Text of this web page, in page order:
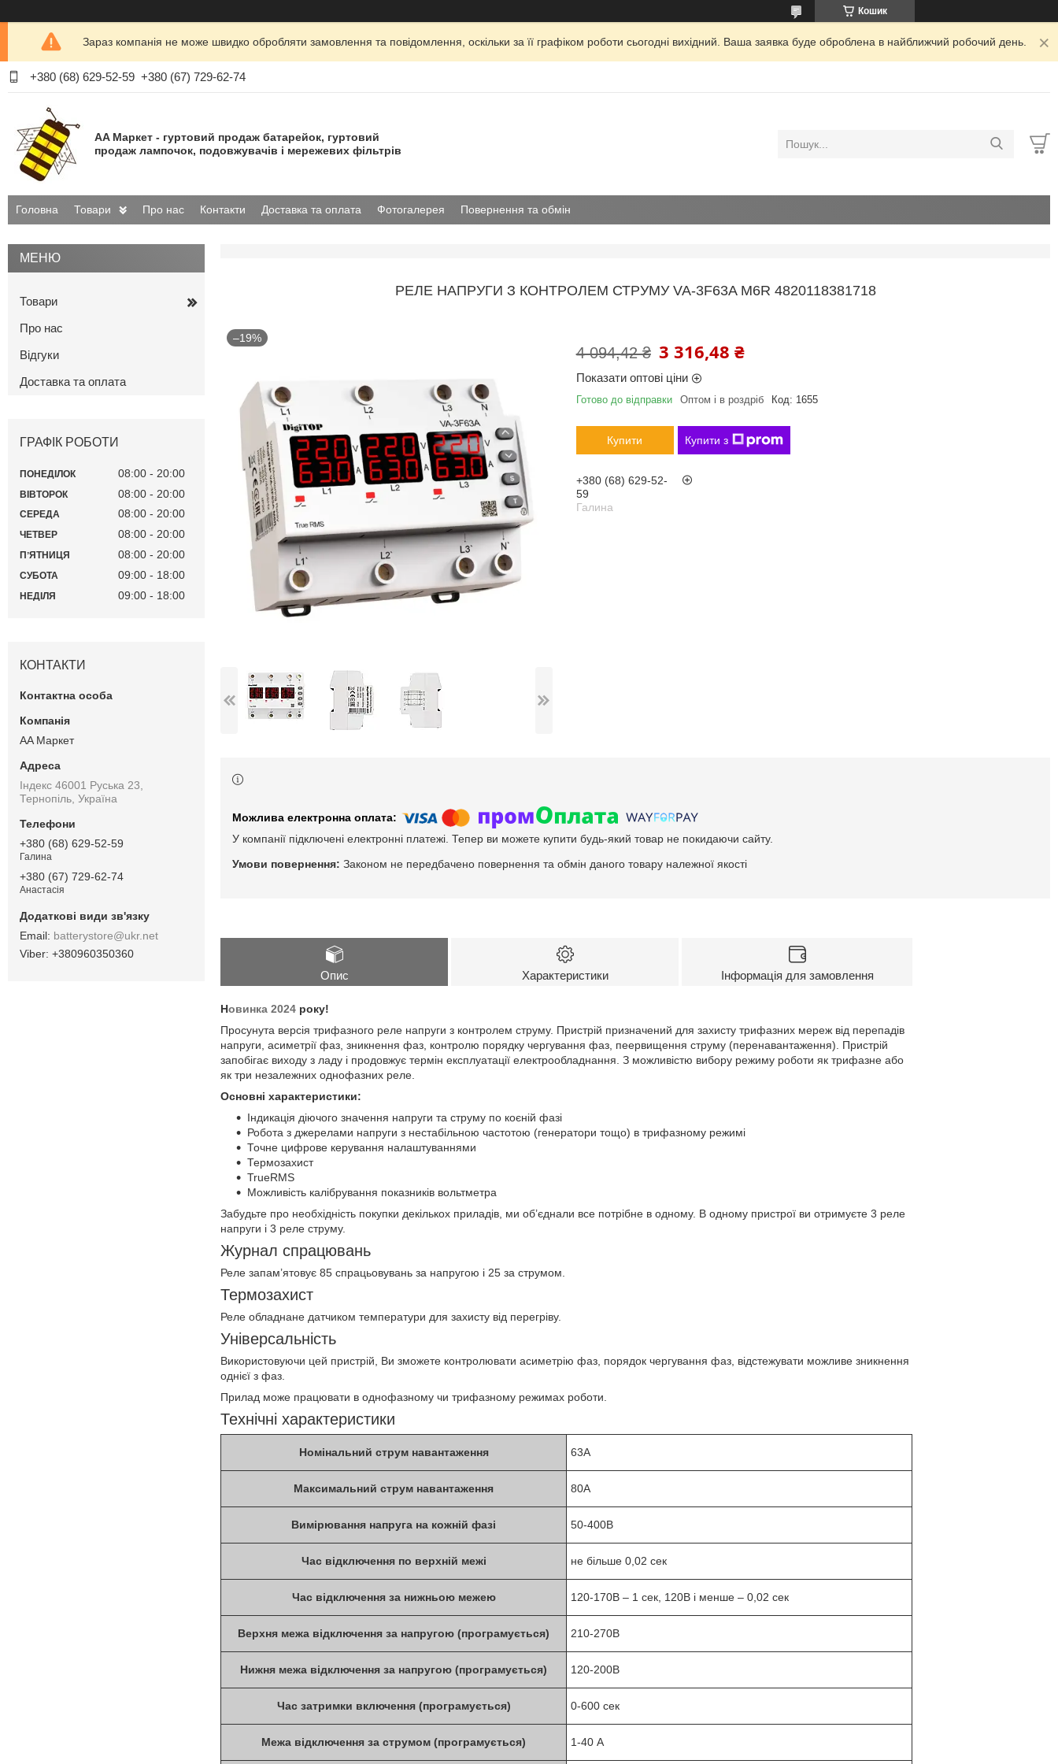
Кошик
Зараз компанія не може швидко обробляти замовлення та повідомлення, оскільки за її графіком роботи сьогодні вихідний. Ваша заявка буде оброблена в найближчий робочий день.
+380 (68) 629-52-59 +380 (67) 729-62-74
AA Маркет - гуртовий продаж батарейок, гуртовий
продаж лампочок, подовжувачів і мережевих фільтрів
Головна Товари Про нас Контакти Доставка та оплата Фотогалерея Повернення та обмін
РЕЛЕ НАПРУГИ З КОНТРОЛЕМ СТРУМУ VA-3F63A M6R 4820118381718
–19%
4 094,42 ₴ 3 316,48 ₴
Показати оптові ціни
Готово до відправки Оптом і в роздріб Код: 1655
Купити Купити з
+380 (68) 629-52-
59
Галина
У компанії підключені електронні платежі. Тепер ви можете купити будь-який товар не покидаючи сайту.
Законом не передбачено повернення та обмін даного товару належної якості
Опис Характеристики Інформація для замовлення
Новинка 2024 року!
Просунута версія трифазного реле напруги з контролем струму. Пристрій призначений для захисту трифазних мереж від перепадів
напруги, асиметрії фаз, зникнення фаз, контролю порядку чергування фаз, пеервищення струму (перенавантаження). Пристрій
запобігає виходу з ладу і продовжує термін експлуатації електрообладнання. З можливістю вибору режиму роботи як трифазне або
як три незалежних однофазних реле.
Основні характеристики:
Індикація діючого значення напруги та струму по коєній фазі
Робота з джерелами напруги з нестабільною частотою (генератори тощо) в трифазному режимі
Точне цифрове керування налаштуваннями
Термозахист
TrueRMS
Можливість калібрування показників вольтметра
Забудьте про необхідність покупки декількох приладів, ми об’єднали все потрібне в одному. В одному пристрої ви отримуєте 3 реле
напруги і 3 реле струму.
Журнал спрацювань
Реле запам’ятовує 85 спрацьовувань за напругою і 25 за струмом.
Термозахист
Реле обладнане датчиком температури для захисту від перегріву.
Універсальність
Використовуючи цей пристрій, Ви зможете контролювати асиметрію фаз, порядок чергування фаз, відстежувати можливе зникнення
однієї з фаз.
Прилад може працювати в однофазному чи трифазному режимах роботи.
Технічні характеристики
Номінальний струм навантаження 63А
Максимальний струм навантаження 80A
Вимірювання напруга на кожній фазі 50-400В
Час відключення по верхній межі не більше 0,02 сек
Час відключення за нижньою межею 120-170В – 1 сек, 120В і менше – 0,02 сек
Верхня межа відключення за напругою (програмується) 210-270В
Нижня межа відключення за напругою (програмується) 120-200В
Час затримки включення (програмується) 0-600 сек
Межа відключення за струмом (програмується) 1-40 А
Товари
Про нас
Відгуки
Доставка та оплата
ГРАФІК РОБОТИ
ПОНЕДІЛОК 08:00 20:00
ВІВТОРОК 08:00 20:00
СЕРЕДА 08:00 20:00
ЧЕТВЕР 08:00 20:00
ПʼЯТНИЦЯ 08:00 20:00
СУБОТА 09:00 18:00
НЕДІЛЯ 09:00 18:00
КОНТАКТИ
AA Маркет
Індекс 46001 Руська 23,
Тернопіль, Україна
+380 (68) 629-52-59
Галина
+380 (67) 729-62-74
Анастасія
batterystore@ukr.net
+380960350360